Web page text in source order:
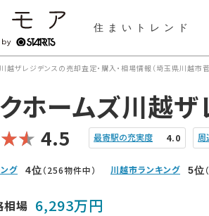
住まいトレンド
越ザレジデンスの売却査定・購入・相場情報（埼玉県川越市
ホームズ川越ザ
4.5 最寄駅の充実度 4.0 周
グ 4位（256物件中） 川越市ランキング 5位
相場 6,293万円